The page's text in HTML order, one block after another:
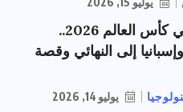
نصف نهائي كأس العالم 2026..
إلى النهائي وقصة
يوليو 14, 2026